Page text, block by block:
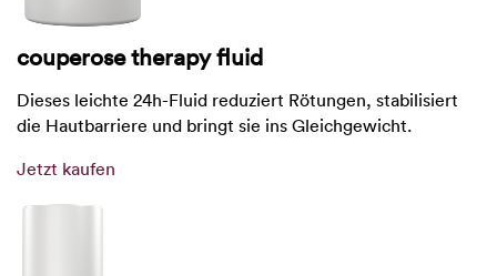
couperose therapy fluid
Dieses leichte 24h-Fluid reduziert Rötungen, stabilisiert
die Hautbarriere und bringt sie ins Gleichgewicht.
Jetzt kaufen